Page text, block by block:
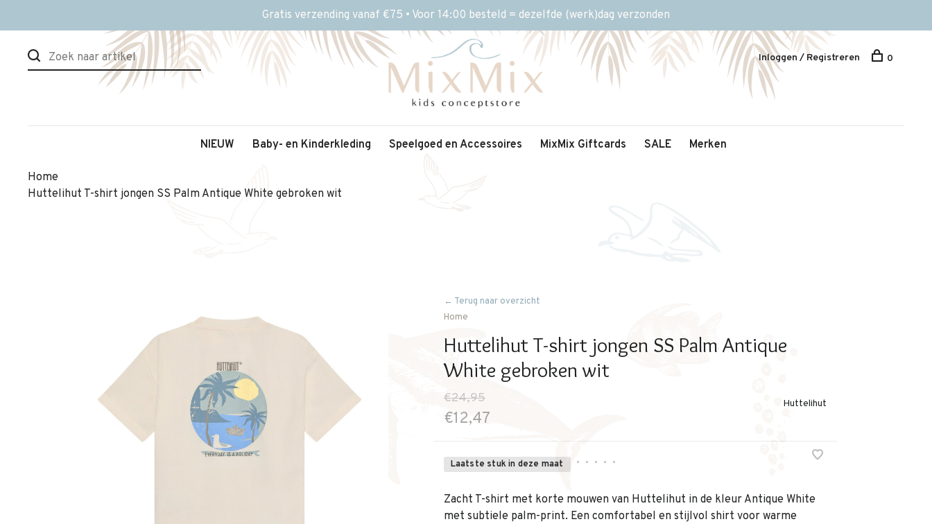
Gratis verzending vanaf €75 • Voor 14:00 besteld = dezelfde (werk)dag verzonden
NIEUW Baby- en Kinderkleding Speelgoed en Accessoires MixMix Giftcards SALE Merken
Inloggen / Registreren 0
Home
Huttelihut T-shirt jongen SS Palm Antique White gebroken wit
← Terug naar overzicht
Home
Huttelihut T-shirt jongen SS Palm Antique
White gebroken wit
€24,95
€12,47
Huttelihut
Laatste stuk in deze maat • • • • •
Zacht T-shirt met korte mouwen van Huttelihut in de kleur Antique White
met subtiele palm-print. Een comfortabel en stijlvol shirt voor warme